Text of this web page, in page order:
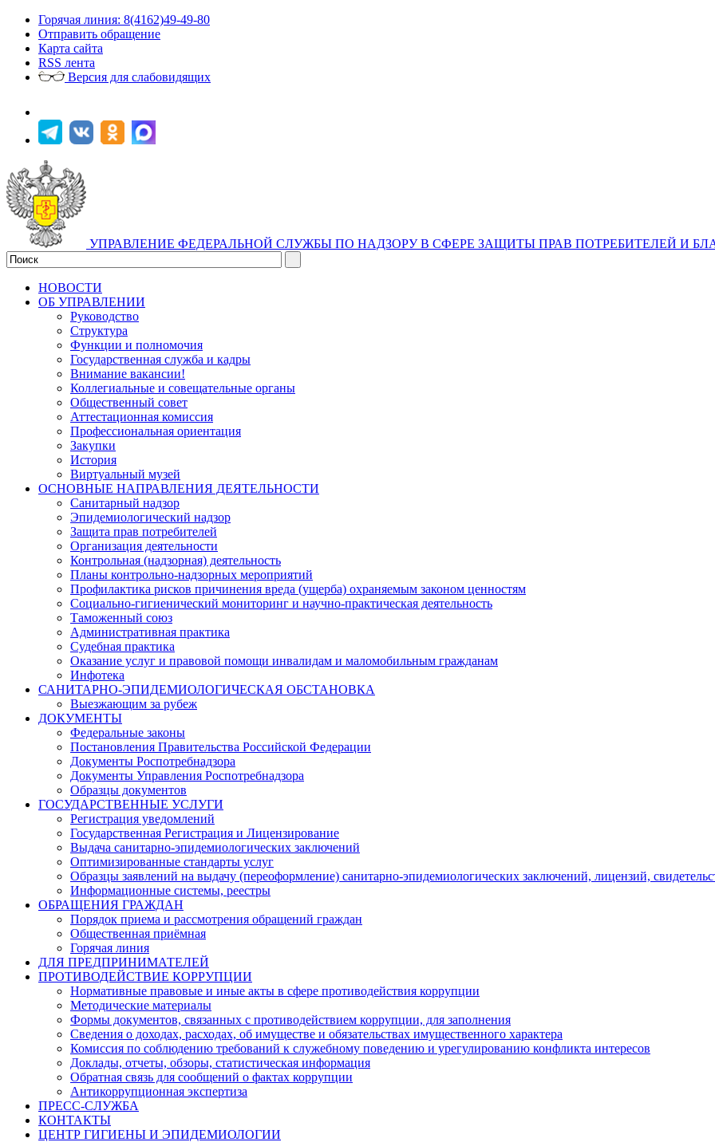
Горячая линия: 8(4162)49-49-80
Отправить обращение
Карта сайта
RSS лента
Версия для слабовидящих
УПРАВЛЕНИЕ ФЕДЕРАЛЬНОЙ СЛУЖБЫ ПО НАДЗОРУ В СФЕРЕ ЗАЩИТЫ ПРАВ ПОТРЕБИТЕЛЕЙ И
НОВОСТИ
ОБ УПРАВЛЕНИИ
Руководство
Структура
Функции и полномочия
Государственная служба и кадры
Внимание вакансии!
Коллегиальные и совещательные органы
Общественный совет
Аттестационная комиссия
Профессиональная ориентация
Закупки
История
Виртуальный музей
ОСНОВНЫЕ НАПРАВЛЕНИЯ ДЕЯТЕЛЬНОСТИ
Санитарный надзор
Эпидемиологический надзор
Защита прав потребителей
Организация деятельности
Контрольная (надзорная) деятельность
Планы контрольно-надзорных мероприятий
Профилактика рисков причинения вреда (ущерба) охраняемым законом ценностям
Социально-гигиенический мониторинг и научно-практическая деятельность
Таможенный союз
Административная практика
Судебная практика
Оказание услуг и правовой помощи инвалидам и маломобильным гражданам
Инфотека
САНИТАРНО-ЭПИДЕМИОЛОГИЧЕСКАЯ ОБСТАНОВКА
Выезжающим за рубеж
ДОКУМЕНТЫ
Федеральные законы
Постановления Правительства Российской Федерации
Документы Роспотребнадзора
Документы Управления Роспотребнадзора
Образцы документов
ГОСУДАРСТВЕННЫЕ УСЛУГИ
Регистрация уведомлений
Государственная Регистрация и Лицензирование
Выдача санитарно-эпидемиологических заключений
Оптимизированные стандарты услуг
Образцы заявлений на выдачу (переоформление) санитарно-эпидемиологических заключений, лицензий,
Информационные системы, реестры
ОБРАЩЕНИЯ ГРАЖДАН
Порядок приема и рассмотрения обращений граждан
Общественная приёмная
Горячая линия
ДЛЯ ПРЕДПРИНИМАТЕЛЕЙ
ПРОТИВОДЕЙСТВИЕ КОРРУПЦИИ
Нормативные правовые и иные акты в сфере противодействия коррупции
Методические материалы
Формы документов, связанных с противодействием коррупции, для заполнения
Сведения о доходах, расходах, об имуществе и обязательствах имущественного характера
Комиссия по соблюдению требований к служебному поведению и урегулированию конфликта интересов
Доклады, отчеты, обзоры, статистическая информация
Обратная связь для сообщений о фактах коррупции
Антикоррупционная экспертиза
ПРЕСС-СЛУЖБА
КОНТАКТЫ
ЦЕНТР ГИГИЕНЫ И ЭПИДЕМИОЛОГИИ